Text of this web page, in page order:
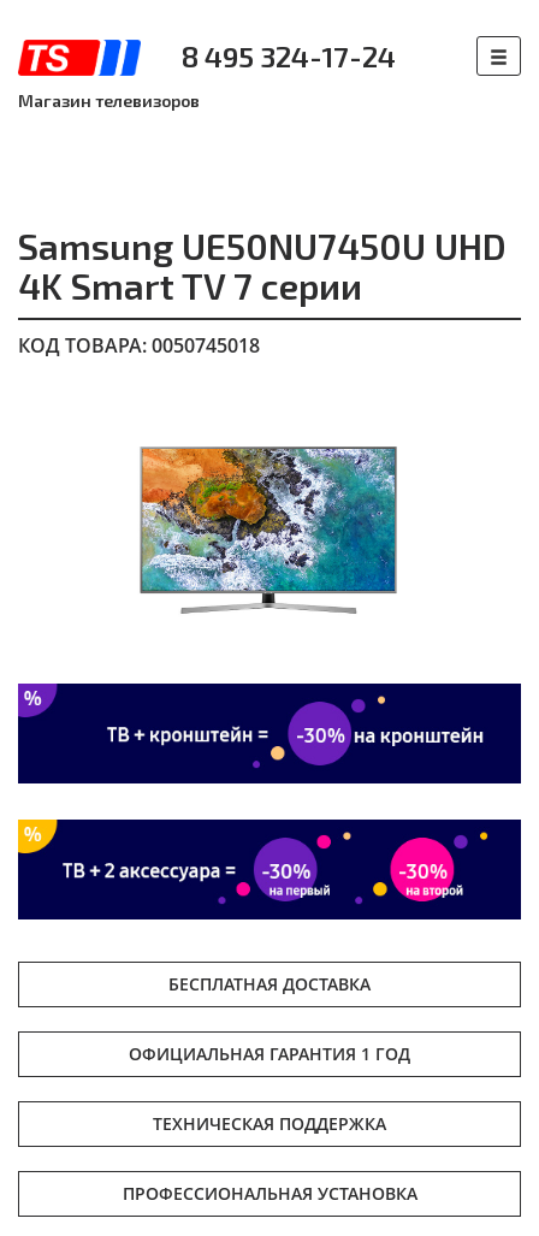
8 495 324-17-24
Магазин телевизоров
Samsung UE50NU7450U UHD
4K Smart TV 7 серии
КОД ТОВАРА: 0050745018
БЕСПЛАТНАЯ ДОСТАВКА
ОФИЦИАЛЬНАЯ ГАРАНТИЯ 1 ГОД
ТЕХНИЧЕСКАЯ ПОДДЕРЖКА
ПРОФЕССИОНАЛЬНАЯ УСТАНОВКА